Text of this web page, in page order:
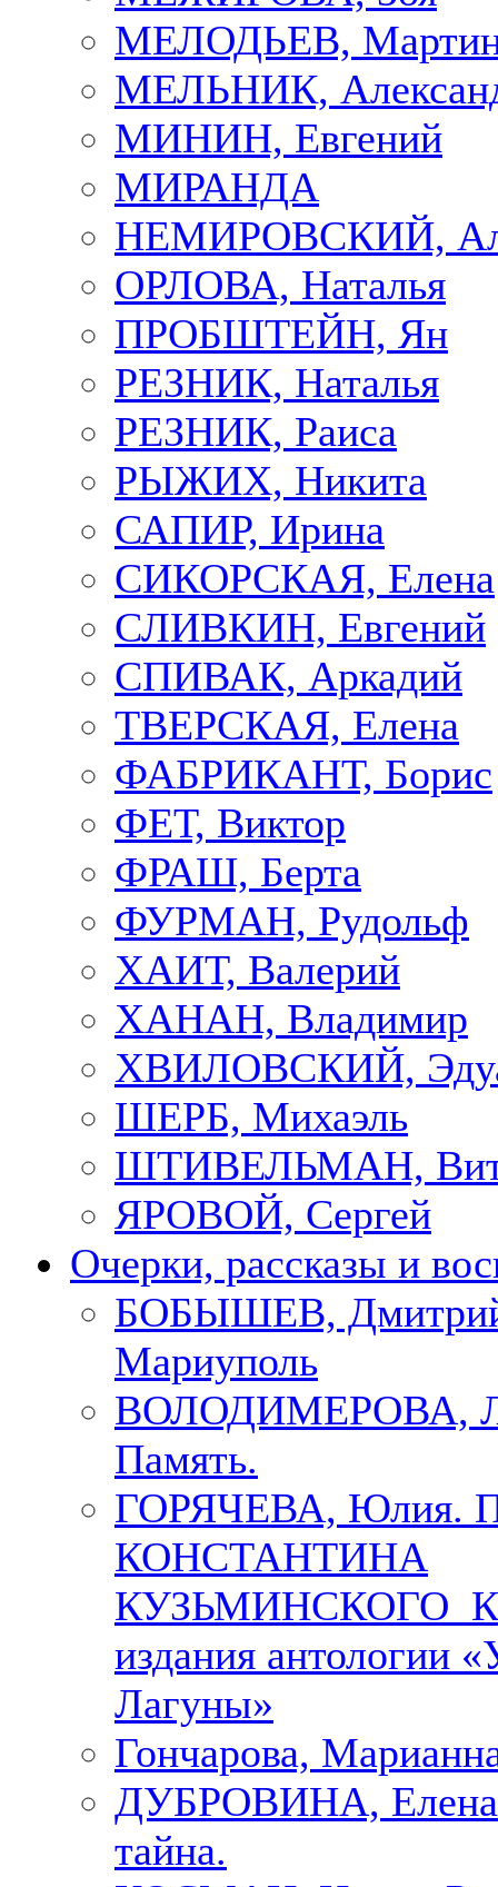
МЕЛОДЬЕВ,
МЕЛЬНИК,
МИНИН, Евгений
МИРАНДА
НЕМИРОВСКИЙ,
ОРЛОВА, Наталья
ПРОБШТЕЙН, Ян
РЕЗНИК, Наталья
РЕЗНИК, Раиса
РЫЖИХ, Никита
САПИР, Ирина
СИКОРСКАЯ, Елена
СЛИВКИН, Евгений
СПИВАК, Аркадий
ТВЕРСКАЯ, Елена
ФАБРИКАНТ, Борис
ФЕТ, Виктор
ФРАШ, Берта
ФУРМАН, Рудольф
ХАИТ, Валерий
ХАНАН, Владимир
ХВИЛОВСКИЙ,
ШЕРБ, Михаэль
ШТИВЕЛЬМАН,
ЯРОВОЙ, Сергей
Очерки, рассказы и
БОБЫШЕВ,
Мариуполь
ВОЛОДИМЕРОВА,
Память.
ГОРЯЧЕВА, Юлия.
КОНСТАНТИНА
КУЗЬМИНСКОГО К
издания антологии
Лагуны»
Гончарова,
ДУБРОВИНА,
тайна.